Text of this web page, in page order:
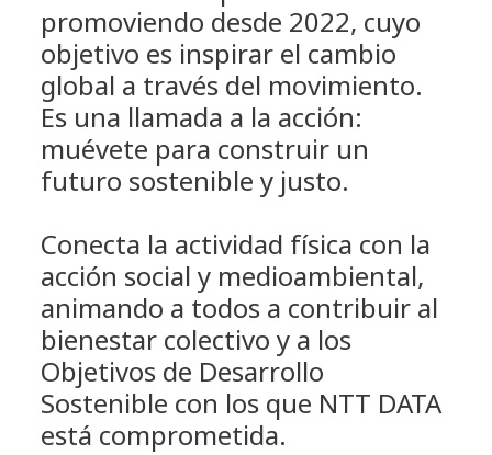
promoviendo desde 2022, cuyo
objetivo es inspirar el cambio
global a través del movimiento.
Es una llamada a la acción:
muévete para construir un
futuro sostenible y justo.
Conecta la actividad física con la
acción social y medioambiental,
animando a todos a contribuir al
bienestar colectivo y a los
Objetivos de Desarrollo
Sostenible con los que NTT DATA
está comprometida.